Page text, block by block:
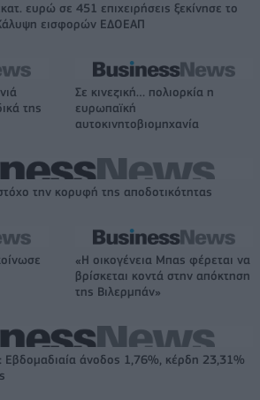
ευρώ σε 451 επιχειρήσεις ξεκίνησε το
εισφορών ΕΔΟΕΑΠ
της
Σε κινεζική… πολιορκία η
ευρωπαϊκή
αυτοκινητοβιομηχανία
την κορυφή της αποδοτικότητας
«Η οικογένεια Μπας φέρεται να
βρίσκεται κοντά στην απόκτηση
της Βιλερμπάν»
Εβδομαδιαία άνοδος 1,76%, κέρδη 23,31%